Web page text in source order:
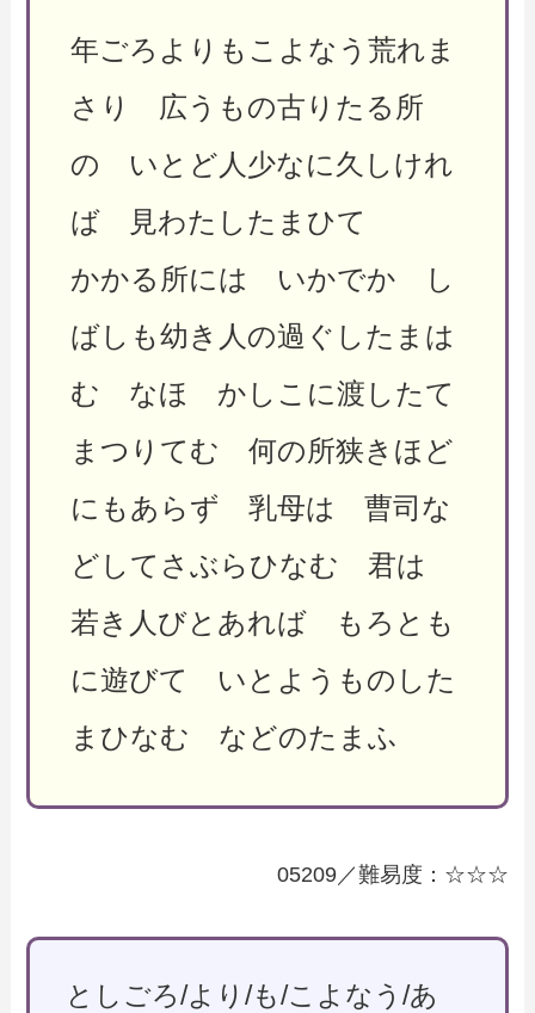
年ごろよりもこよなう荒れま
さり 広うもの古りたる所
の いとど人少なに久しけれ
ば 見わたしたまひて
かかる所には いかでか し
ばしも幼き人の過ぐしたまは
む なほ かしこに渡したて
まつりてむ 何の所狭きほど
にもあらず 乳母は 曹司な
どしてさぶらひなむ 君は
若き人びとあれば もろとも
に遊びて いとようものした
まひなむ などのたまふ
05209／難易度：☆☆☆
としごろ/より/も/こよなう/あ